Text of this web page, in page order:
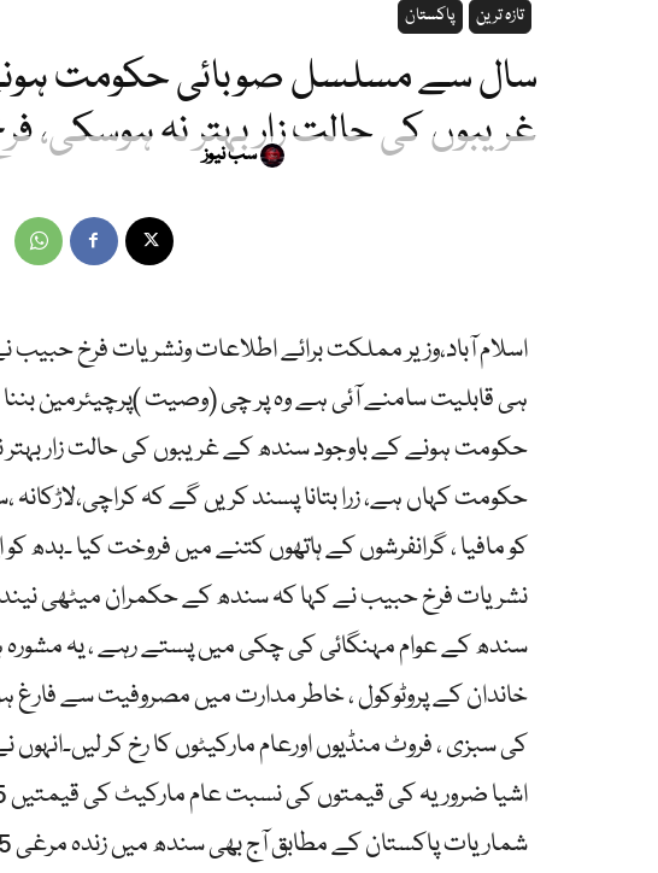
پاکستان تازہ ترین
غریبوں کی حالت زار بہتر نہ ہوسکی،
سب نیوز
اسلام آباد،وزیر مملکت برائے اطلاعات ونشریات فرخ
حکومت ہونے کے باوجود سندھ کے غریبوں کی حالت زار
حکومت کہاں ہے، زرا بتانا پسند کریں گے کہ
کو مافیا ، گرانفرشوں کے ہاتھوں کتنے میں فروخت کیا ۔بدھ
نشریات فرخ حبیب نے کہا کہ سندھ کے حکمران میٹھی
سندھ کے عوام مہنگائی کی چکی میں پستے رہے ، یہ
خاندان کے پروٹوکول ، خاطر مدارت میں مصروفیت سے
کی سبزی ، فروٹ منڈیوں اورعام مارکیٹوں کا رخ کر